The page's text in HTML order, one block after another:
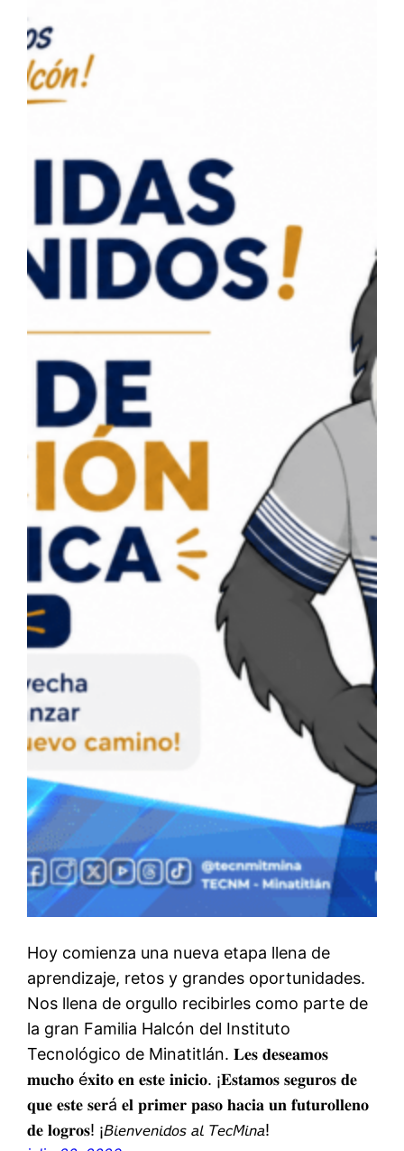
Hoy comienza una nueva etapa llena de
aprendizaje, retos y grandes oportunidades.
Nos llena de orgullo recibirles como parte de
la gran Familia Halcón del Instituto
Tecnológico de Minatitlán. 𝐋𝐞𝐬 𝐝𝐞𝐬𝐞𝐚𝐦𝐨𝐬
𝐦𝐮𝐜𝐡𝐨 é𝐱𝐢𝐭𝐨 𝐞𝐧 𝐞𝐬𝐭𝐞 𝐢𝐧𝐢𝐜𝐢𝐨. ¡𝐄𝐬𝐭𝐚𝐦𝐨𝐬 𝐬𝐞𝐠𝐮𝐫𝐨𝐬 𝐝𝐞
𝐪𝐮𝐞 𝐞𝐬𝐭𝐞 𝐬𝐞𝐫á 𝐞𝐥 𝐩𝐫𝐢𝐦𝐞𝐫 𝐩𝐚𝐬𝐨 𝐡𝐚𝐜𝐢𝐚 𝐮𝐧 𝐟𝐮𝐭𝐮𝐫𝐨𝐥𝐥𝐞𝐧𝐨
𝐝𝐞 𝐥𝐨𝐠𝐫𝐨𝐬! ¡𝘉𝘪𝘦𝘯𝘷𝘦𝘯𝘪𝘥𝘰𝘴 𝘢𝘭 𝘛𝘦𝘤𝘔𝘪𝘯𝘢!